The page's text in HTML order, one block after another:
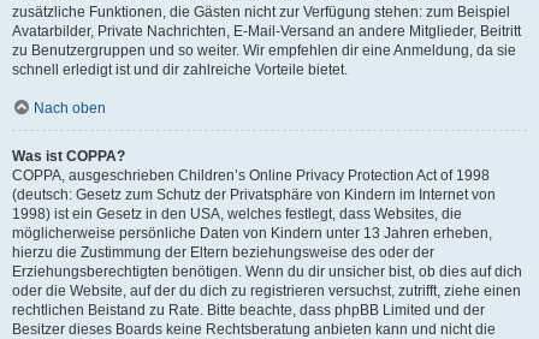
zusätzliche Funktionen, die Gästen nicht zur Verfügung stehen: zum Beispiel
Avatarbilder, Private Nachrichten, E-Mail-Versand an andere Mitglieder, Beitritt
zu Benutzergruppen und so weiter. Wir empfehlen dir eine Anmeldung, da sie
schnell erledigt ist und dir zahlreiche Vorteile bietet.
Nach oben
Was ist COPPA?
COPPA, ausgeschrieben Children’s Online Privacy Protection Act of 1998
(deutsch: Gesetz zum Schutz der Privatsphäre von Kindern im Internet von
1998) ist ein Gesetz in den USA, welches festlegt, dass Websites, die
möglicherweise persönliche Daten von Kindern unter 13 Jahren erheben,
hierzu die Zustimmung der Eltern beziehungsweise des oder der
Erziehungsberechtigten benötigen. Wenn du dir unsicher bist, ob dies auf dich
oder die Website, auf der du dich zu registrieren versuchst, zutrifft, ziehe einen
rechtlichen Beistand zu Rate. Bitte beachte, dass phpBB Limited und der
Besitzer dieses Boards keine Rechtsberatung anbieten kann und nicht die